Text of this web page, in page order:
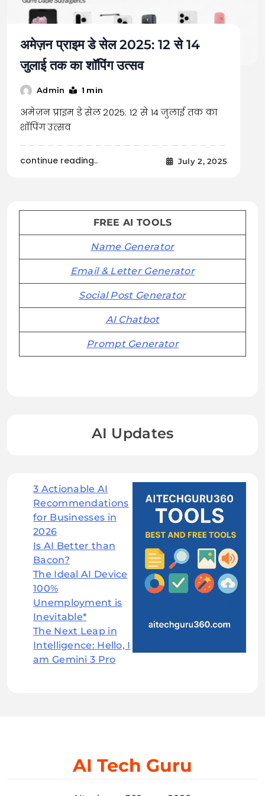
अमेज़न प्राइम डे सेल 2025: 12 से 14
जुलाई तक का शॉपिंग उत्सव
Admin 1 min
अमेज़न प्राइम डे सेल 2025: 12 से 14 जुलाई तक का
शॉपिंग उत्सव
continue reading.. July 2, 2025
FREE AI TOOLS
Name Generator
Email & Letter Generator
Social Post Generator
AI Chatbot
Prompt Generator
AI Updates
3 Actionable AI
Recommendations
for Businesses in
2026
Is AI Better than
Bacon?
The Ideal AI Device
100%
Unemployment is
Inevitable*
The Next Leap in
Intelligence: Hello, I
am Gemini 3 Pro
AI Tech Guru